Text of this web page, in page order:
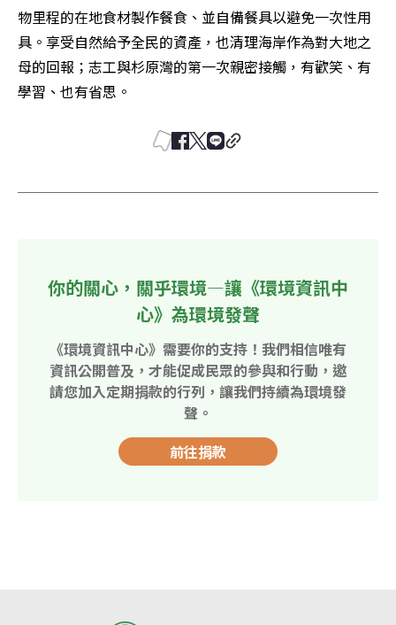
物里程的在地食材製作餐食、並自備餐具以避免一次性用
具。享受自然給予全民的資產，也清理海岸作為對大地之
母的回報；志工與杉原灣的第一次親密接觸，有歡笑、有
學習、也有省思。
你的關心，關乎環境—讓《環境資訊中
心》為環境發聲
《環境資訊中心》需要你的支持！我們相信唯有
資訊公開普及，才能促成民眾的參與和行動，邀
請您加入定期捐款的行列，讓我們持續為環境發
聲。
前往捐款